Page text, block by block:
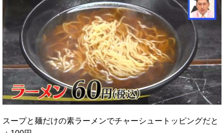
スープと麺だけの素ラーメンでチャーシュートッピングだと